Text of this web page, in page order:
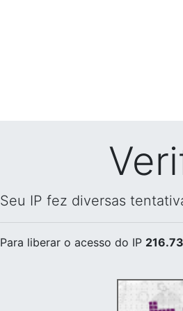
Seu IP fez diversas
Para liberar o acesso do IP